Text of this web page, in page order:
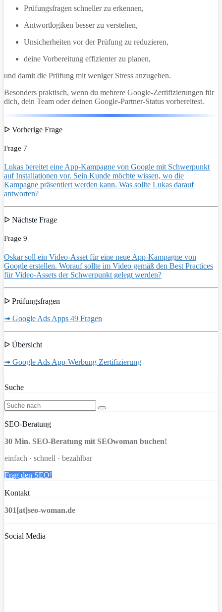
Prüfungsfragen schneller zu erkennen,
Antwortlogiken besser zu verstehen,
Unsicherheiten vor der Prüfung zu reduzieren,
deine Vorbereitung effizienter zu planen,
und damit die Prüfung mit weniger Stress anzugehen.
Besonders praktisch, wenn du mehrere Google-Zertifizierungen für
dich, dein Team oder deinen Google-Partner-Status vorbereitest.
ᐅ Vorherige Frage
Frage 7
Lukas bereitet eine App-Kampagne von Google mit Schwerpunkt
auf Installationen vor. Sein Kunde möchte wissen, wo die
Kampagne präsentiert werden kann. Was sollte Lukas darauf
antworten?
ᐅ Nächste Frage
Frage 9
Oskar soll ein Video-Asset für eine neue App-Kampagne von
Google erstellen. Worauf sollte im Video gemäß den Best Practices
für Video-Assets der Schwerpunkt gelegt werden?
ᐅ Prüfungsfragen
➟ Google Ads Apps 49 Fragen
ᐅ Übersicht
➟ Google Ads App-Werbung Zertifizierung
Suche
SEO-Beratung
30 Min. SEO-Beratung mit SEOwoman buchen!
einfach · schnell · bezahlbar
Frag den SEO!
Kontakt
301[at]seo-woman.de
Social Media